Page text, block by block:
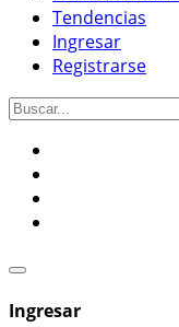
Tendencias
Ingresar
Registrarse
Ingresar